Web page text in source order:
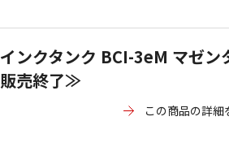
インクタンク BCI-3eM マゼ
販売終了≫
この商品の詳細